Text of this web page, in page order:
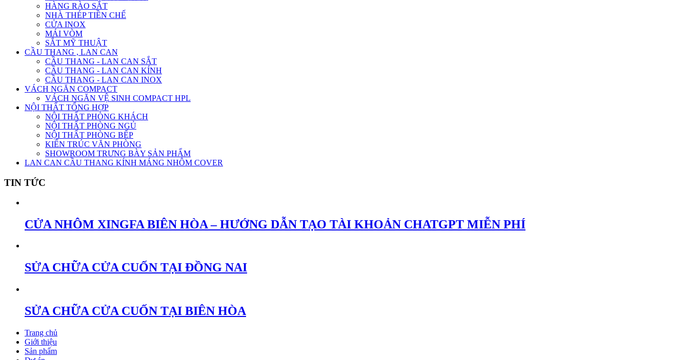
HÀNG RÀO SẮT
NHÀ THÉP TIỀN CHẾ
CỬA INOX
MÁI VÒM
SẮT MỸ THUẬT
CẦU THANG , LAN CAN
CẦU THANG - LAN CAN SẮT
CẦU THANG - LAN CAN KÍNH
CẦU THANG - LAN CAN INOX
VÁCH NGĂN COMPACT
VÁCH NGĂN VỆ SINH COMPACT HPL
NỘI THẤT TỔNG HỢP
NỘI THẤT PHÒNG KHÁCH
NỘI THẤT PHÒNG NGỦ
NỘI THẤT PHÒNG BẾP
KIẾN TRÚC VĂN PHÒNG
SHOWROOM TRƯNG BÀY SẢN PHẨM
LAN CAN CẦU THANG KÍNH MÁNG NHÔM COVER
TIN TỨC
CỬA NHÔM XINGFA BIÊN HÒA – HƯỚNG DẪN TẠO TÀI KHOẢN CHATGPT MIỄN PHÍ
SỬA CHỮA CỬA CUỐN TẠI ĐỒNG NAI
SỬA CHỮA CỬA CUỐN TẠI BIÊN HÒA
Trang chủ
Giới thiệu
Sản phẩm